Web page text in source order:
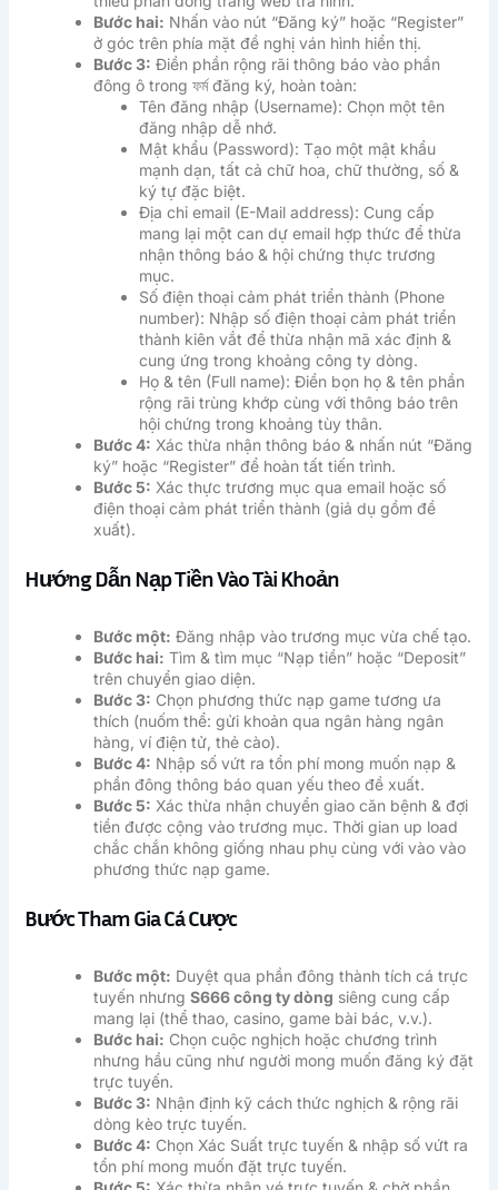
Bước hai: Nhấn vào nút “Đăng ký” hoặc “Register”
ở góc trên phía mặt đề nghị ván hình hiển thị.
Bước 3: Điền phần rộng rãi thông báo vào phần
đông ô trong ফর্ম đăng ký, hoàn toàn:
Tên đăng nhập (Username): Chọn một tên
đăng nhập dễ nhớ.
Mật khẩu (Password): Tạo một mật khẩu
mạnh dạn, tất cả chữ hoa, chữ thường, số &
ký tự đặc biệt.
Địa chỉ email (E-Mail address): Cung cấp
mang lại một can dự email hợp thức để thừa
nhận thông báo & hội chứng thực trương
mục.
Số điện thoại cảm phát triển thành (Phone
number): Nhập số điện thoại cảm phát triển
thành kiên vắt để thừa nhận mã xác định &
cung ứng trong khoảng công ty dòng.
Họ & tên (Full name): Điền bọn họ & tên phần
rộng rãi trùng khớp cùng với thông báo trên
hội chứng trong khoảng tùy thân.
Bước 4: Xác thừa nhận thông báo & nhấn nút “Đăng
ký” hoặc “Register” để hoàn tất tiến trình.
Bước 5: Xác thực trương mục qua email hoặc số
điện thoại cảm phát triển thành (giả dụ gồm đề
xuất).
Hướng Dẫn Nạp Tiền Vào Tài Khoản
Bước một: Đăng nhập vào trương mục vừa chế tạo.
Bước hai: Tìm & tìm mục “Nạp tiền” hoặc “Deposit”
trên chuyển giao diện.
Bước 3: Chọn phương thức nạp game tương ưa
thích (nuốm thể: gửi khoản qua ngân hàng ngân
hàng, ví điện tử, thẻ cào).
Bước 4: Nhập số vứt ra tổn phí mong muốn nạp &
phần đông thông báo quan yếu theo đề xuất.
Bước 5: Xác thừa nhận chuyển giao căn bệnh & đợi
tiền được cộng vào trương mục. Thời gian up load
chắc chắn không giống nhau phụ cùng với vào vào
phương thức nạp game.
Bước Tham Gia Cá Cược
Bước một: Duyệt qua phần đông thành tích cá trực
tuyến nhưng S666 công ty dòng siêng cung cấp
mang lại (thể thao, casino, game bài bác, v.v.).
Bước hai: Chọn cuộc nghịch hoặc chương trình
nhưng hầu cũng như người mong muốn đăng ký đặt
trực tuyến.
Bước 3: Nhận định kỹ cách thức nghịch & rộng rãi
dòng kèo trực tuyến.
Bước 4: Chọn Xác Suất trực tuyến & nhập số vứt ra
tổn phí mong muốn đặt trực tuyến.